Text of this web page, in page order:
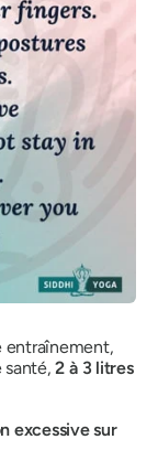
entraînement,
santé,2 à 3 litres
excessive sur